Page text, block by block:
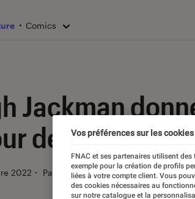
Comics
Jackman
de Wolverine
2022 ・ Par Vincent Oms
Vos préférences sur les cookies
FNAC et ses partenaires utilisent
exemple pour la création de profils
liées à votre compte client. Vous
des cookies nécessaires au
sur notre catalogue et la